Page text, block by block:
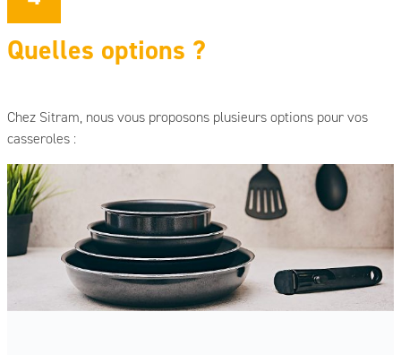
Quelles options ?
Chez Sitram, nous vous proposons plusieurs options pour vos
casseroles :